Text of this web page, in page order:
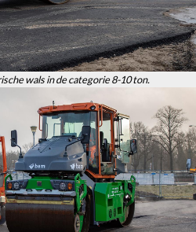
wals in de categorie 8-10 ton.